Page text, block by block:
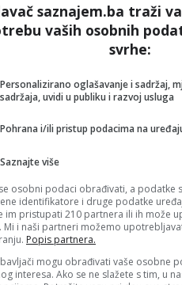
i dalje djeluje savremeno,
igru uz naglašenu glumačku
ovog klasika. Konjička
prostor za razmišljanje o
saznajem.ba traži
vaših osobnih
svrhe:
Personalizirano oglašavanje i sadržaj,
sadržaja, uvidi u publiku i razvoj usluga
Pohrana i/ili pristup podacima na
Saznajte više
osobni podaci obrađivati, a podatke
identifikatore i druge podatke
im pristupati 210 partnera ili ih može
Mi i naši partneri možemo
Popis partnera.
mogu obrađivati vaše osobne
interesa. Ako se ne slažete s tim, u